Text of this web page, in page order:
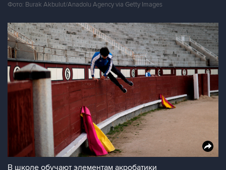
Фото: Burak Akbulut/Anadolu Agency via Getty Images
В школе обучают элементам акробатики